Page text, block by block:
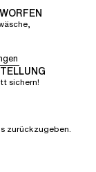
sichern!
zurückzugeben.